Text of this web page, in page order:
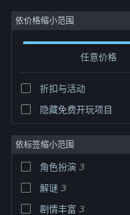
登录
关于
客服
依价格缩小范围
任意价格
折扣与活动
隐藏免费开玩项目
依标签缩小范围
角色扮演 3
解谜 3
剧情丰富 3
开发者: big pineapple
排序依据 相关性